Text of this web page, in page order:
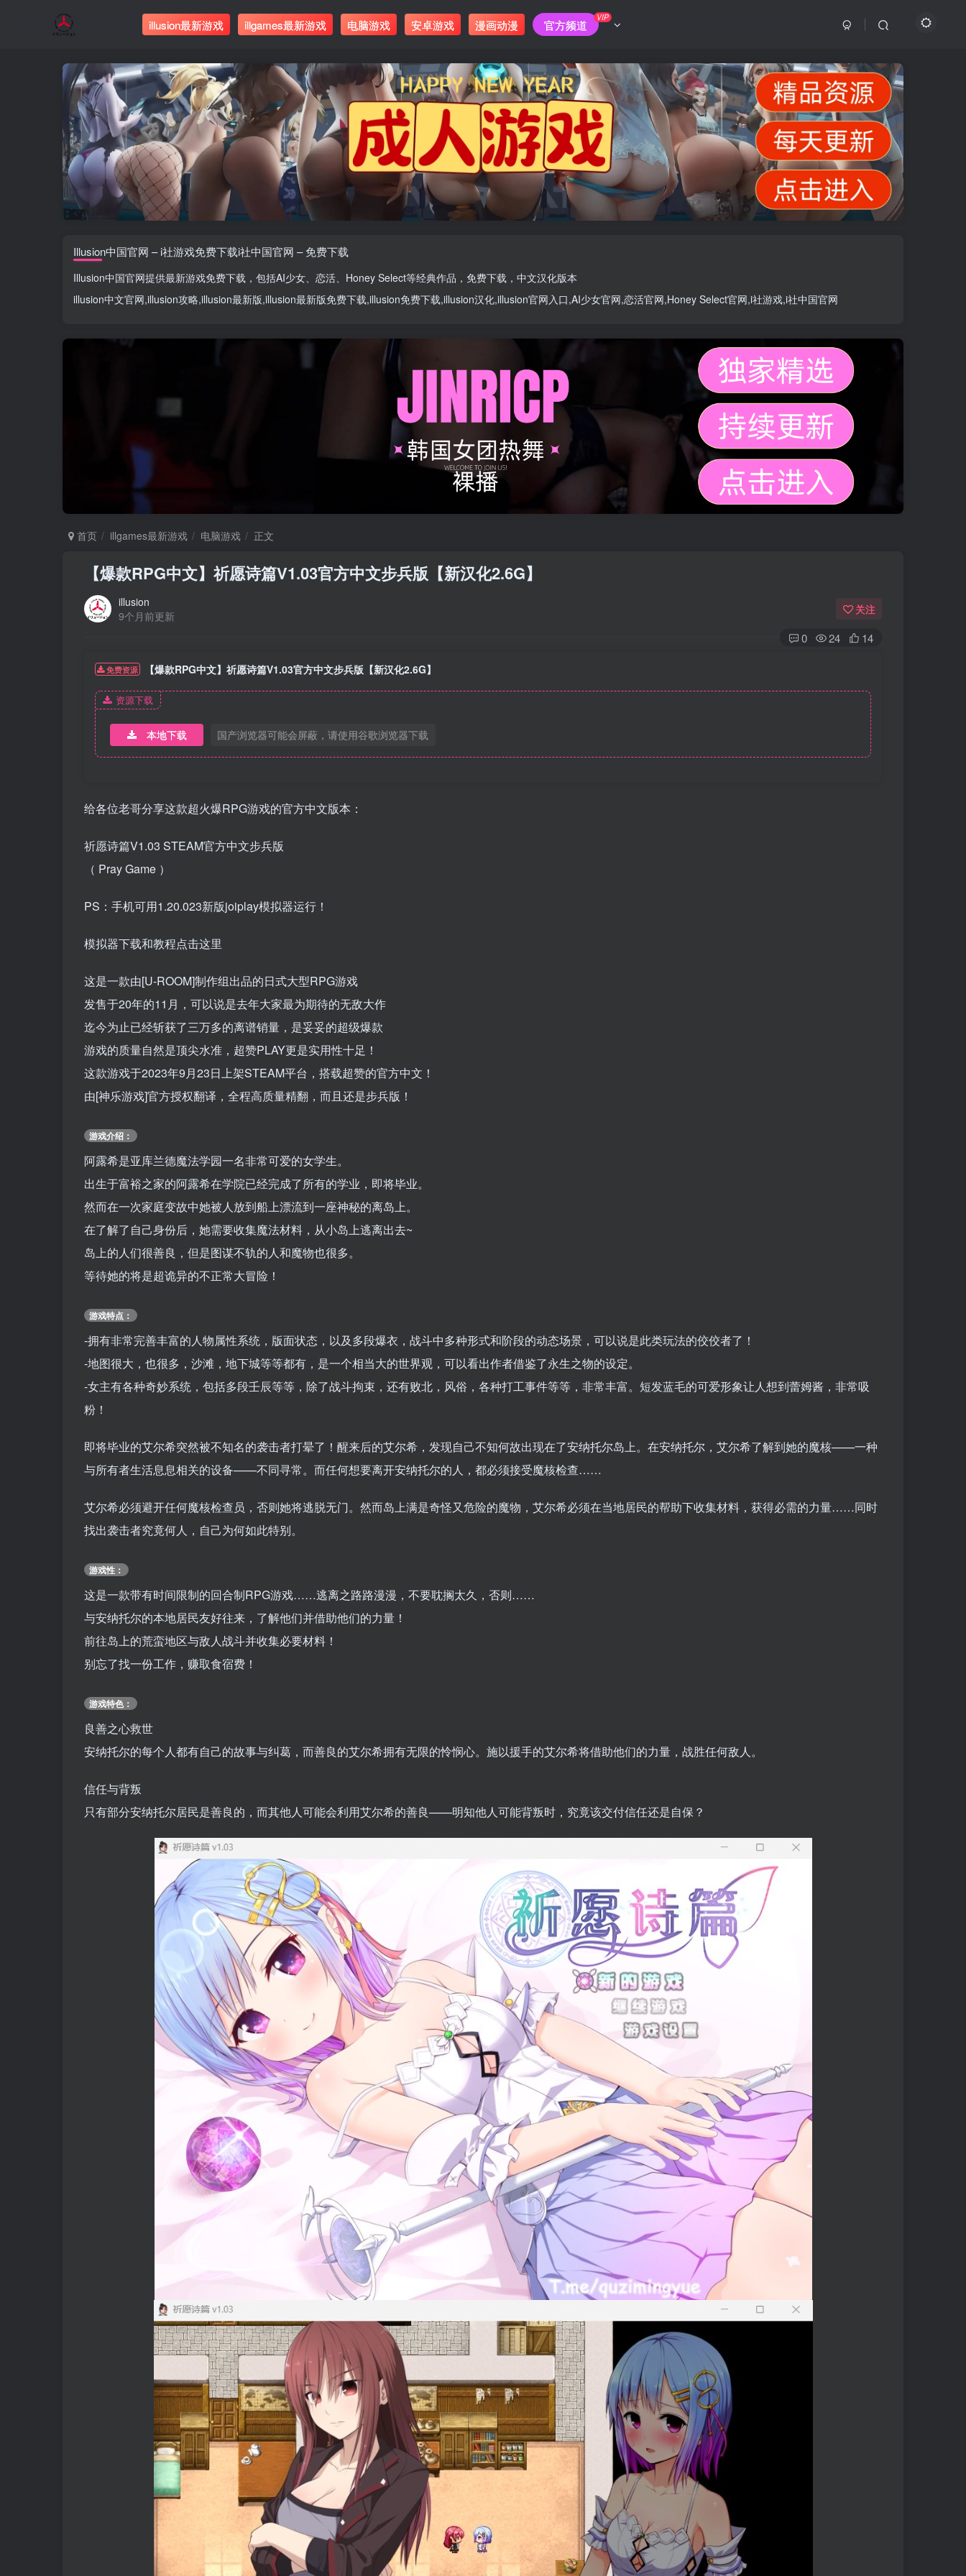
illusion最新游戏 illgames最新游戏 电脑游戏 安卓游戏 漫画动漫 官方频道
VIP
Illusion中国官网 – i社游戏免费下载i社中国官网 – 免费下载
Illusion中国官网提供最新游戏免费下载，包括AI少女、 恋活、 Honey Select等经典作品，免费下载，中文汉化版本
illusion中文官网,illusion攻略,illusion最新版,illusion最新版免费下载,illusion免费下载,illusion汉化,illusion官网入口,AI少女官网,恋活官网,Honey Select官网,i社游戏,i社中国官网
首页 illgames最新游戏 电脑游戏 正文
【爆款RPG中文】祈愿诗篇V1.03官方中文步兵版【新汉化2.6G】
illusion
9个月前更新
关注
0 24 14
免费资源 【爆款RPG中文】祈愿诗篇V1.03官方中文步兵版【新汉化2.6G】
资源下载
本地下载 国产浏览器可能会屏蔽，请使用谷歌浏览器下载
给各位老哥分享这款超火爆RPG游戏的官方中文版本：
祈愿诗篇V1.03 STEAM官方中文步兵版
（ Pray Game ）
PS：手机可用1.20.023新版joiplay模拟器运行！
模拟器下载和教程点击这里
这是一款由[U-ROOM]制作组出品的日式大型RPG游戏
发售于20年的11月，可以说是去年大家最为期待的无敌大作
迄今为止已经斩获了三万多的离谱销量，是妥妥的超级爆款
游戏的质量自然是顶尖水准，超赞PLAY更是实用性十足！
这款游戏于2023年9月23日上架STEAM平台，搭载超赞的官方中文！
由[神乐游戏]官方授权翻译，全程高质量精翻，而且还是步兵版！
游戏介绍：
阿露希是亚库兰德魔法学园一名非常可爱的女学生。
出生于富裕之家的阿露希在学院已经完成了所有的学业，即将毕业。
然而在一次家庭变故中她被人放到船上漂流到一座神秘的离岛上。
在了解了自己身份后，她需要收集魔法材料，从小岛上逃离出去~
岛上的人们很善良，但是图谋不轨的人和魔物也很多。
等待她的将是超诡异的不正常大冒险！
游戏特点：
-拥有非常完善丰富的人物属性系统，版面状态，以及多段爆衣，战斗中多种形式和阶段的动态场景，可以说是此类玩法的佼佼者了！
-地图很大，也很多，沙滩，地下城等等都有，是一个相当大的世界观，可以看出作者借鉴了永生之物的设定。
-女主有各种奇妙系统，包括多段壬辰等等，除了战斗拘束，还有败北，风俗，各种打工事件等等，非常丰富。短发蓝毛的可爱形象让人想到蕾姆酱，非常吸
粉！
即将毕业的艾尔希突然被不知名的袭击者打晕了！醒来后的艾尔希，发现自己不知何故出现在了安纳托尔岛上。在安纳托尔，艾尔希了解到她的魔核——一种
与所有者生活息息相关的设备——不同寻常。而任何想要离开安纳托尔的人，都必须接受魔核检查……
艾尔希必须避开任何魔核检查员，否则她将逃脱无门。然而岛上满是奇怪又危险的魔物，艾尔希必须在当地居民的帮助下收集材料，获得必需的力量……同时
找出袭击者究竟何人，自己为何如此特别。
游戏性：
这是一款带有时间限制的回合制RPG游戏……逃离之路路漫漫，不要耽搁太久，否则……
与安纳托尔的本地居民友好往来，了解他们并借助他们的力量！
前往岛上的荒蛮地区与敌人战斗并收集必要材料！
别忘了找一份工作，赚取食宿费！
游戏特色：
良善之心救世
安纳托尔的每个人都有自己的故事与纠葛，而善良的艾尔希拥有无限的怜悯心。施以援手的艾尔希将借助他们的力量，战胜任何敌人。
信任与背叛
只有部分安纳托尔居民是善良的，而其他人可能会利用艾尔希的善良——明知他人可能背叛时，究竟该交付信任还是自保？